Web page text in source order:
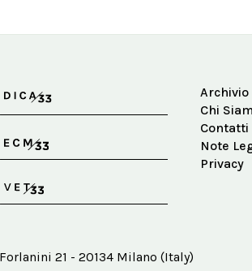
Archivio
Chi
Contatti
Note
Privacy
21 - 20134 Milano (Italy)